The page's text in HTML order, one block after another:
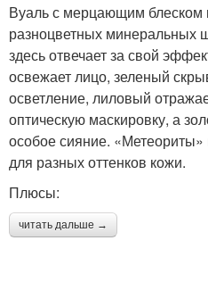
Вуаль с мерцающим блеском
разноцветных минеральных
здесь отвечает за свой
освежает лицо, зеленый
осветление, лиловый
оптическую маскировку, а
особое сияние.
для разных оттенков кожи.
Плюсы:
читать дальше →